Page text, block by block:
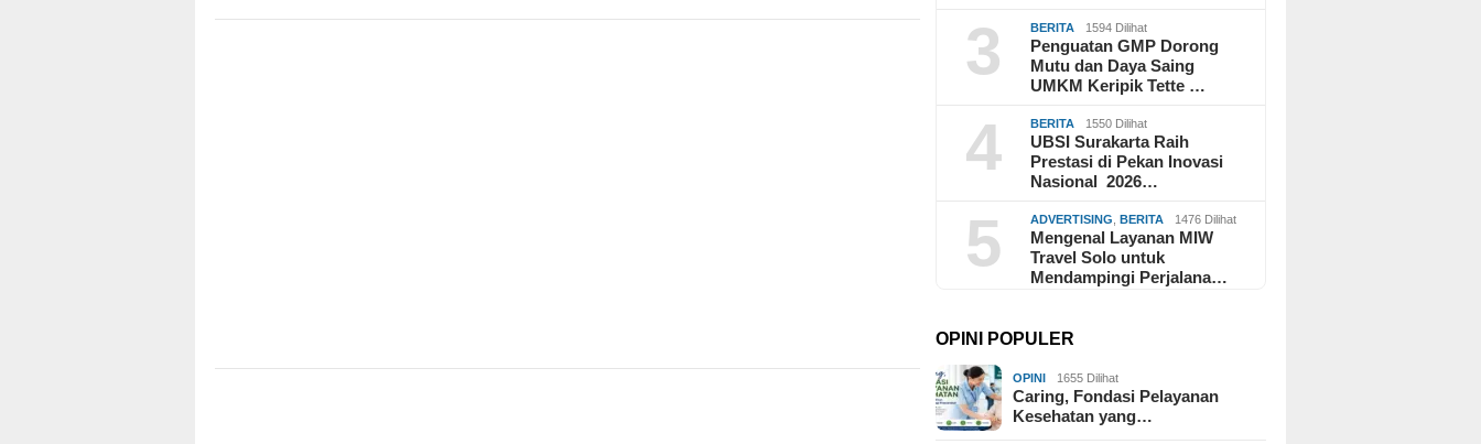
3 BERITA 1594 Dilihat
Penguatan GMP Dorong
Mutu dan Daya Saing
UMKM Keripik Tette …
4 BERITA 1550 Dilihat
UBSI Surakarta Raih
Prestasi di Pekan Inovasi
Nasional 2026…
5 ADVERTISING ,BERITA 1476 Dilihat
Mengenal Layanan MIW
Travel Solo untuk
Mendampingi Perjalana…
OPINI POPULER
OPINI 1655 Dilihat
Caring, Fondasi Pelayanan
Kesehatan yang…